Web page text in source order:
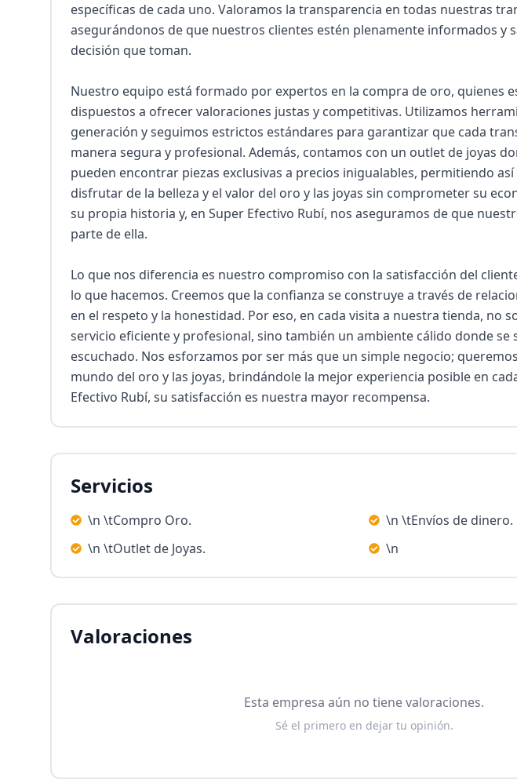
específicas de cada uno. Valoramos la transparencia en todas nuestras
asegurándonos de que nuestros clientes estén plenamente informados y
decisión que toman.
Nuestro equipo está formado por expertos en la compra de oro, quienes
dispuestos a ofrecer valoraciones justas y competitivas. Utilizamos
generación y seguimos estrictos estándares para garantizar que cada
manera segura y profesional. Además, contamos con un outlet de joyas
pueden encontrar piezas exclusivas a precios inigualables, permitiendo
disfrutar de la belleza y el valor del oro y las joyas sin comprometer su
su propia historia y, en Super Efectivo Rubí, nos aseguramos de que
parte de ella.
Lo que nos diferencia es nuestro compromiso con la satisfacción del
lo que hacemos. Creemos que la confianza se construye a través de
en el respeto y la honestidad. Por eso, en cada visita a nuestra tienda, no
servicio eficiente y profesional, sino también un ambiente cálido donde se
escuchado. Nos esforzamos por ser más que un simple negocio;
mundo del oro y las joyas, brindándole la mejor experiencia posible en
Efectivo Rubí, su satisfacción es nuestra mayor recompensa.
Servicios
\n \tCompro Oro.
\n \tEnvíos de dinero.
\n \tOutlet de Joyas.
\n
Valoraciones
Esta empresa aún no tiene valoraciones.
Sé el primero en dejar tu opinión.